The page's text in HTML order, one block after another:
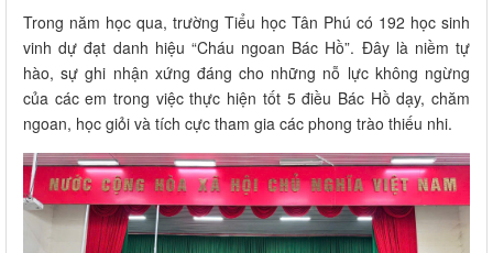
Trong năm học qua, trường Tiểu học Tân Phú có 192 học sinh
vinh dự đạt danh hiệu “Cháu ngoan Bác Hồ”. Đây là niềm tự
hào, sự ghi nhận xứng đáng cho những nỗ lực không ngừng
của các em trong việc thực hiện tốt 5 điều Bác Hồ dạy, chăm
ngoan, học giỏi và tích cực tham gia các phong trào thiếu nhi.